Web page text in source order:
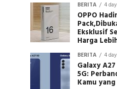
BERITA 4
OPPO
Eksklusif
Harga
BERITA 4
Galaxy
5G:
Kamu